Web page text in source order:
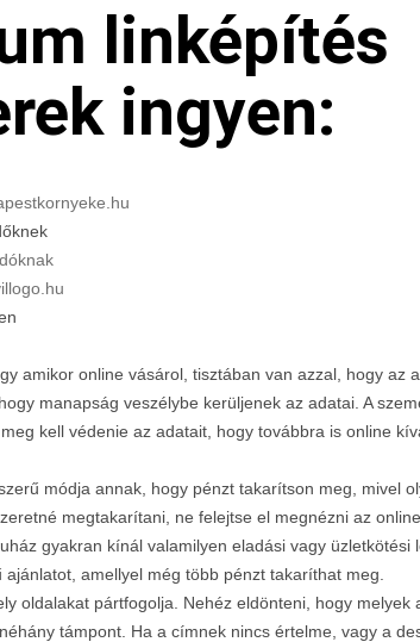
linképítés
ingyen:
amikor online vásárol, tisztában van azzal, hogy az
manapság veszélybe kerüljenek az adatai. A
kell védenie az adatait, hogy továbbra is online
módja annak, hogy pénzt takarítson meg, mivel
megtakarítani, ne felejtse el megnézni az
gyakran kínál valamilyen eladási vagy üzletkötési
amellyel még több pénzt takaríthat meg.
oldalakat pártfogolja. Nehéz eldönteni, hogy melyek
támpont. Ha a címnek nincs értelme, vagy a